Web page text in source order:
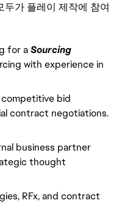
가 플레이 제작에 참여
for aSourcing
with experience in
bid
contract negotiations.
business partner
thought
RFx, and contract